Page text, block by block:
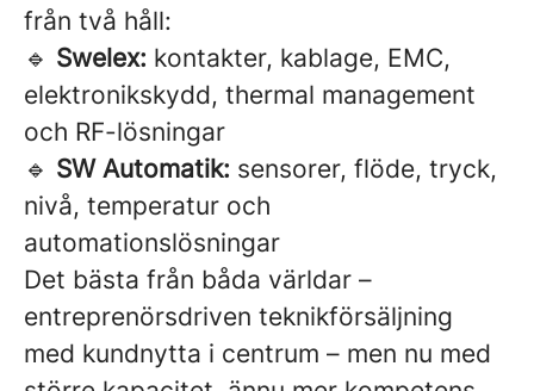
från två håll:
🔹 Swelex: kontakter, kablage, EMC,
elektronikskydd, thermal management
och RF-lösningar
🔹 SW Automatik: sensorer, flöde, tryck,
nivå, temperatur och
automationslösningar
Det bästa från båda världar –
entreprenörsdriven teknikförsäljning
med kundnytta i centrum – men nu med